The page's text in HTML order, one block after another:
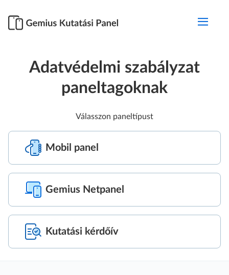
Adatvédelmi szabályzat
paneltagoknak
Válasszon paneltípust
Mobil panel
Gemius Netpanel
Kutatási kérdőív